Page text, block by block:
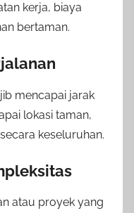
kerja, biaya
bertaman.
mencapai jarak
lokasi taman,
keseluruhan.
atau proyek yang